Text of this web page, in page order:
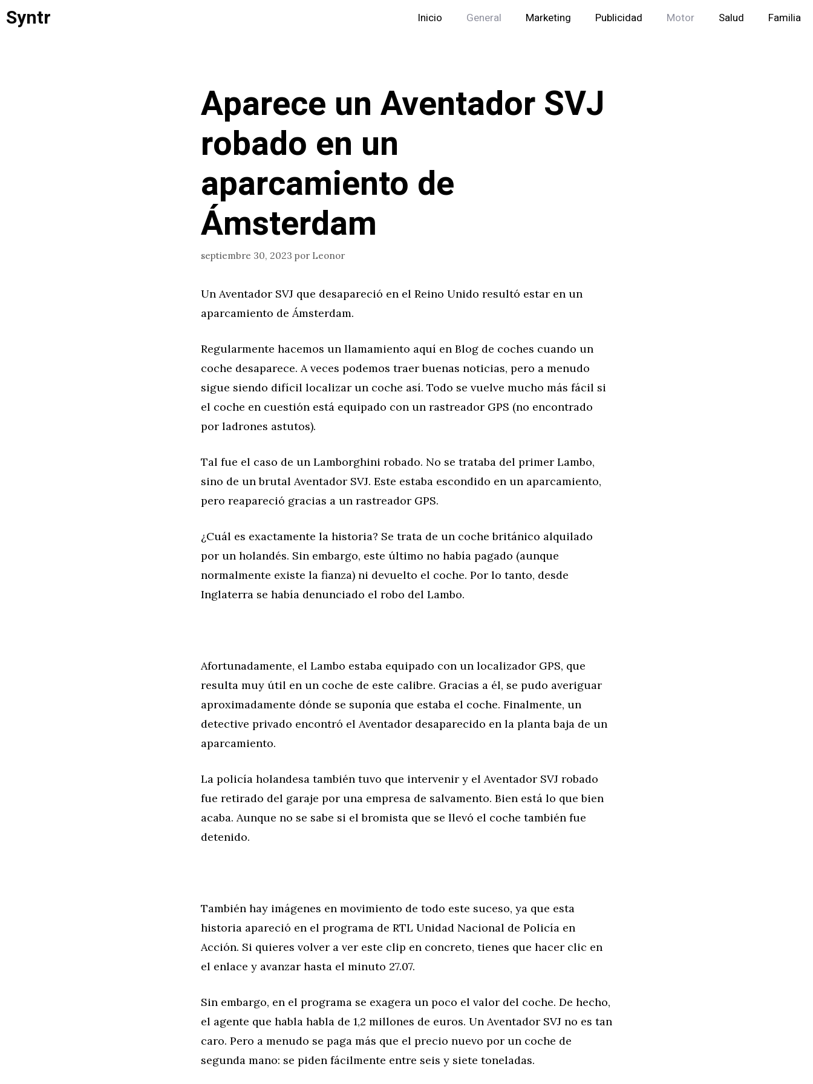
Saltar
Syntr Inicio General Marketing Publicidad Motor Salud Familia
Aparece un Aventador SVJ
robado en un
aparcamiento de
Ámsterdam
septiembre 30, 2023 por Leonor
Un Aventador SVJ que desapareció en el Reino Unido resultó estar en un
aparcamiento de Ámsterdam.
Regularmente hacemos un llamamiento aquí en Blog de coches cuando un
coche desaparece. A veces podemos traer buenas noticias, pero a menudo
sigue siendo difícil localizar un coche así. Todo se vuelve mucho más fácil si
el coche en cuestión está equipado con un rastreador GPS (no encontrado
por ladrones astutos).
Tal fue el caso de un Lamborghini robado. No se trataba del primer Lambo,
sino de un brutal Aventador SVJ. Este estaba escondido en un aparcamiento,
pero reapareció gracias a un rastreador GPS.
¿Cuál es exactamente la historia? Se trata de un coche británico alquilado
por un holandés. Sin embargo, este último no había pagado (aunque
normalmente existe la fianza) ni devuelto el coche. Por lo tanto, desde
Inglaterra se había denunciado el robo del Lambo.
Afortunadamente, el Lambo estaba equipado con un localizador GPS, que
resulta muy útil en un coche de este calibre. Gracias a él, se pudo averiguar
aproximadamente dónde se suponía que estaba el coche. Finalmente, un
detective privado encontró el Aventador desaparecido en la planta baja de un
aparcamiento.
La policía holandesa también tuvo que intervenir y el Aventador SVJ robado
fue retirado del garaje por una empresa de salvamento. Bien está lo que bien
acaba. Aunque no se sabe si el bromista que se llevó el coche también fue
detenido.
También hay imágenes en movimiento de todo este suceso, ya que esta
historia apareció en el programa de RTL Unidad Nacional de Policía en
Acción. Si quieres volver a ver este clip en concreto, tienes que hacer clic en
el enlace y avanzar hasta el minuto 27.07.
Sin embargo, en el programa se exagera un poco el valor del coche. De hecho,
el agente que habla habla de 1,2 millones de euros. Un Aventador SVJ no es tan
caro. Pero a menudo se paga más que el precio nuevo por un coche de
segunda mano: se piden fácilmente entre seis y siete toneladas.